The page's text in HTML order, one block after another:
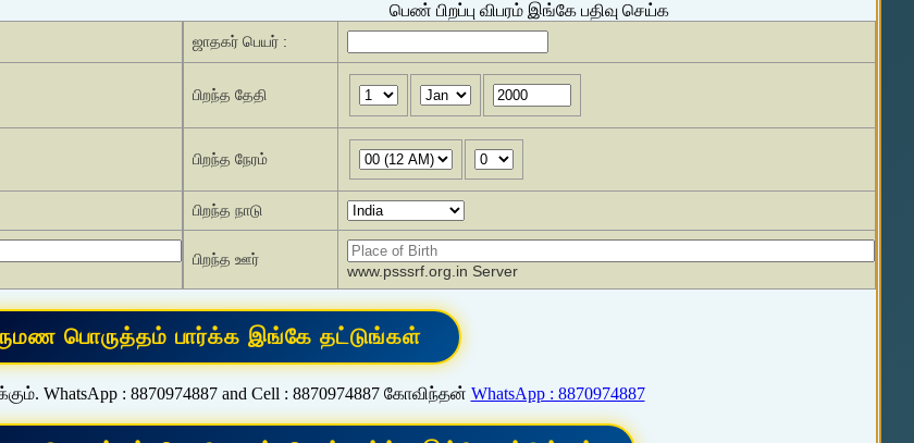
பெண் பிறப்பு விபரம் இங்கே பதிவு செய்க
ஜாதகர் பெயர் :
பிறந்த தேதி
பிறந்த நேரம்
பிறந்த நாடு
பிறந்த ஊர்
www.psssrf.org.in Server
WhatsApp : 8870974887 and Cell : 8870974887 கோவிந்தன் WhatsApp : 8870974887